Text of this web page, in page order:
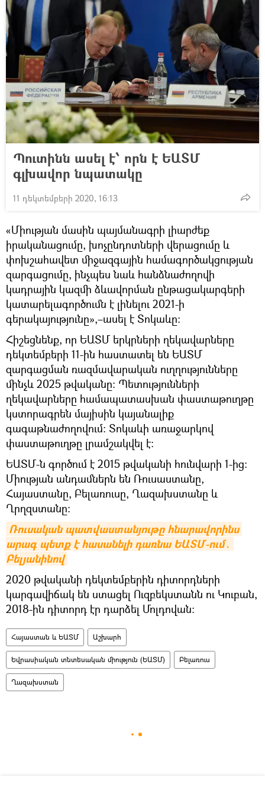
Պուտինն ասել է՝ որն է ԵԱՏՄ
գլխավոր նպատակը
11 դեկտեմբերի 2020, 16:13
«Միության մասին պայմանագրի լիարժեք
իրականացումը, խոչընդոտների վերացումը և
փոխշահավետ միջազգային համագործակցության
զարգացումը, ինչպես նաև հանձնաժողովի
կադրային կազմի ձևավորման ընթացակարգերի
կատարելագործումն է լինելու 2021-ի
գերակայությունը»,–ասել է Տոկաևը։
Հիշեցնենք, որ ԵԱՏՄ երկրների ղեկավարները
դեկտեմբերի 11-ին հաստատել են ԵԱՏՄ
զարգացման ռազմավարական ուղղությունները
մինչև 2025 թվականը: Պետությունների
ղեկավարները համապատասխան փաստաթուղթը
կստորագրեն մայիսին կայանալիք
գագաթնաժողովում։ Տոկաևի առաջարկով
փաստաթուղթը լրամշակվել է:
ԵԱՏՄ-ն գործում է 2015 թվականի հունվարի 1-ից:
Միության անդամներն են Ռուսաստանը,
Հայաստանը, Բելառուսը, Ղազախստանը և
Ղրղզստանը:
Ռուսական պատվաստանյութը հնարավորինս
արագ պետք է հասանելի դառնա ԵԱՏՄ-ում․
Բելյանինով
2020 թվականի դեկտեմբերին դիտորդների
կարգավիճակ են ստացել Ուզբեկստանն ու Կուբան,
2018-ին դիտորդ էր դարձել Մոլդովան։
Հայաստան և ԵԱՏՄ Աշխարհ
Եվրասիական տնտեսական միություն (ԵԱՏՄ) Բելառուս
Ղազախստան